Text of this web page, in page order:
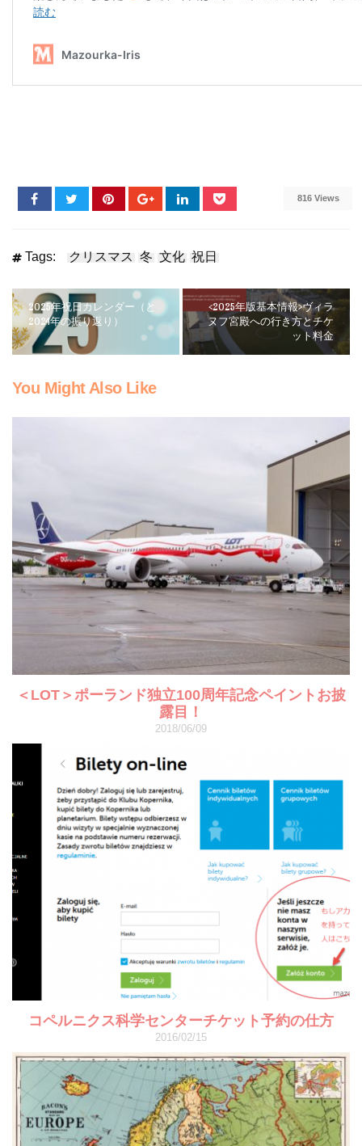
816 Views
Tags: クリスマス 冬 文化 祝日
2025年祝日カレンダー（と
2024年の振り返り）
<2025年版基本情報>ヴィラ
ヌフ宮殿への行き方とチケ
ット料金
You Might Also Like
＜LOT＞ポーランド独立100周年記念ペイントお披
露目！
2018/06/09
コペルニクス科学センターチケット予約の仕方
2016/02/15